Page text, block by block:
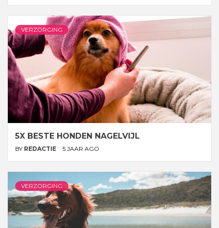
VERZORGING
5X BESTE HONDEN NAGELVIJL
BY REDACTIE 5 JAAR AGO
VERZORGING